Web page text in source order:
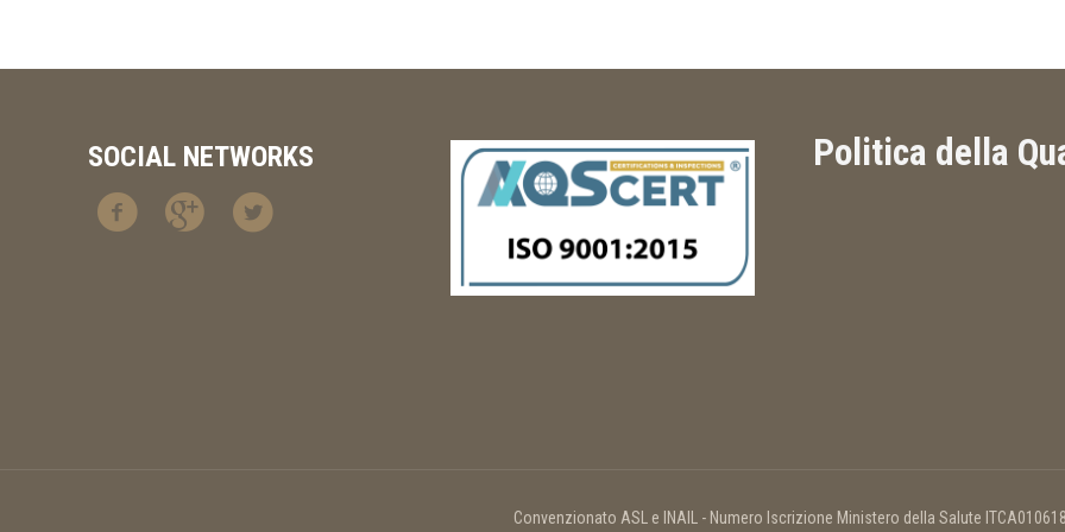
SOCIAL NETWORKS Politica della
Convenzionato ASL e INAIL - Numero Iscrizione Ministero della Salute